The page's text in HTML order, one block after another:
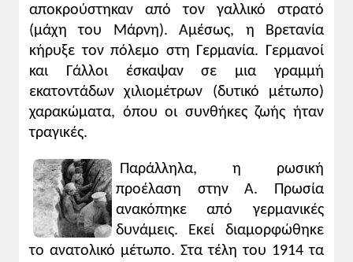
αποκρούστηκαν από τον γαλλικό στρατό
(μάχη του Μάρνη). Αμέσως, η Βρετανία
κήρυξε τον πόλεμο στη Γερμανία. Γερμανοί
και Γάλλοι έσκαψαν σε μια γραμμή
εκατοντάδων χιλιομέτρων (δυτικό μέτωπο)
χαρακώματα, όπου οι συνθήκες ζωής ήταν
τραγικές.
Παράλληλα, η ρωσική
προέλαση στην Α. Πρωσία
ανακόπηκε από γερμανικές
δυνάμεις. Εκεί διαμορφώθηκε
το ανατολικό μέτωπο. Στα τέλη του 1914 τα